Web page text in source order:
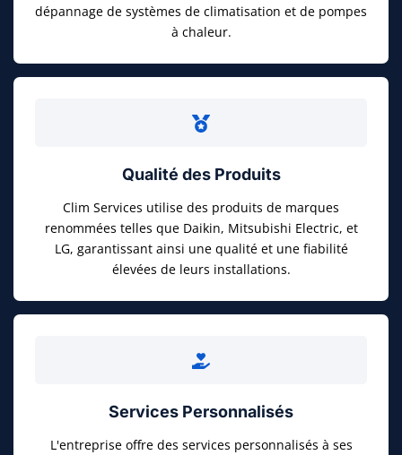
dépannage de systèmes de climatisation et de pompes
à chaleur.
Qualité des Produits
Clim Services utilise des produits de marques
renommées telles que Daikin, Mitsubishi Electric, et
LG, garantissant ainsi une qualité et une fiabilité
élevées de leurs installations.
Services Personnalisés
L'entreprise offre des services personnalisés à ses